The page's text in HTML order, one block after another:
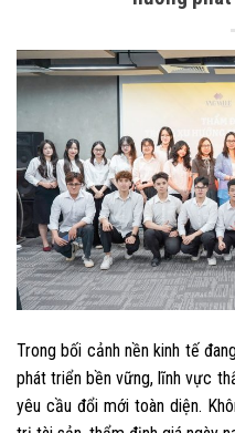
Trong bối cảnh nền kinh tế
phát triển bền vững, lĩnh vực
yêu cầu đổi mới toàn diện.